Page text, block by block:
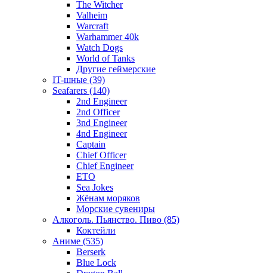
The Witcher
Valheim
Warcraft
Warhammer 40k
Watch Dogs
World of Tanks
Другие геймерские
IT-шные (39)
Seafarers (140)
2nd Engineer
2nd Officer
3nd Engineer
4nd Engineer
Captain
Chief Officer
Chief Еngineer
ETO
Sea Jokes
Жёнам моряков
Морские сувениры
Алкоголь. Пьянство. Пиво (85)
Коктейли
Аниме (535)
Berserk
Blue Lock